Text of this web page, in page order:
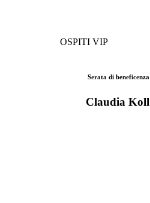
OSPITI VIP
Serata di beneficenza
Claudia Koll